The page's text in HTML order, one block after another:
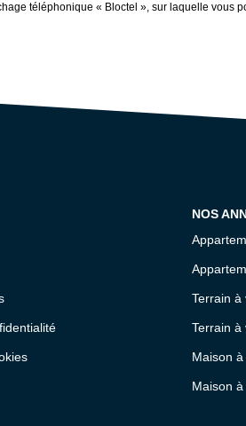
téléphonique « Bloctel », sur laquelle vous
NOS
Terrain à
Terrain à
Maison
Maison